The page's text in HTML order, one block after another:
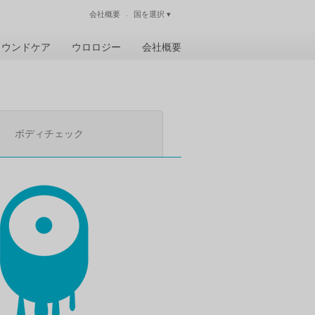
閉じる
会社概要 国を選択 ▾
ウンドケア ウロロジー 会社概要
ボディチェック